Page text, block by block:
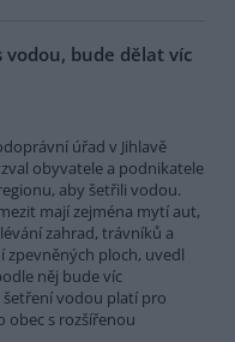
vodou, bude dělat víc
úřad v Jihlavě
obyvatele a podnikatele
aby šetřili vodou.
mají zejména mytí aut,
zahrad, trávníků a
ploch, uvedl
něj bude víc
vodou platí pro
obec s rozšířenou